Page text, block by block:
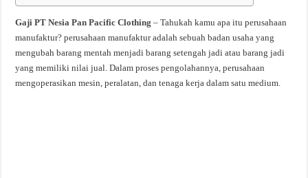
Gaji PT Nesia Pan Pacific Clothing – Tahukah kamu apa itu perusahaan
manufaktur? perusahaan manufaktur adalah sebuah badan usaha yang
mengubah barang mentah menjadi barang setengah jadi atau barang jadi
yang memiliki nilai jual. Dalam proses pengolahannya, perusahaan
mengoperasikan mesin, peralatan, dan tenaga kerja dalam satu medium.